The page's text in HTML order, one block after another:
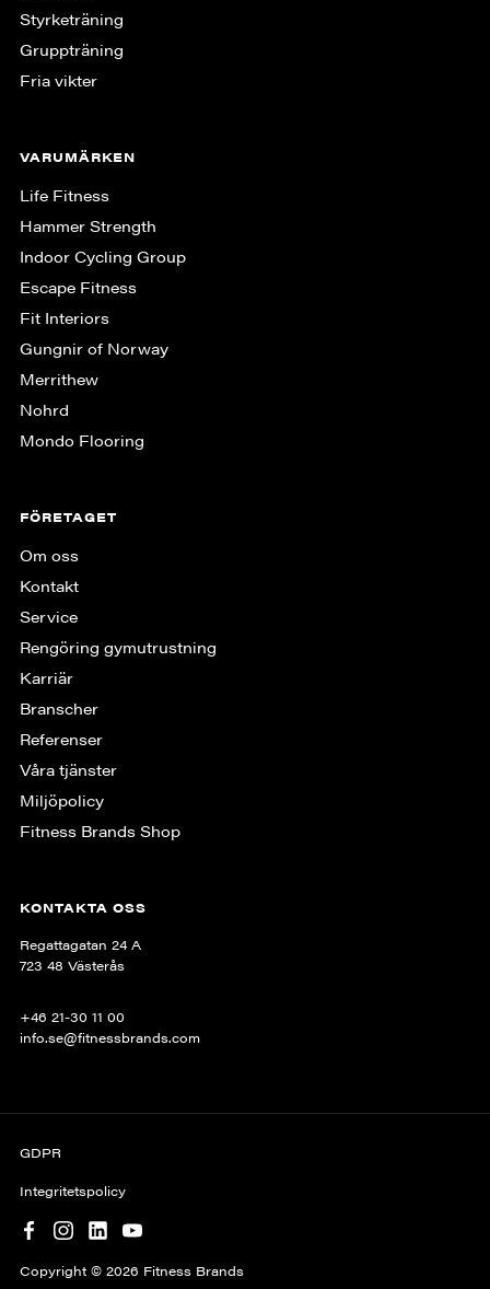
Styrketräning
Gruppträning
Fria vikter
VARUMÄRKEN
Life Fitness
Hammer Strength
Indoor Cycling Group
Escape Fitness
Fit Interiors
Gungnir of Norway
Merrithew
Nohrd
Mondo Flooring
FÖRETAGET
Om oss
Kontakt
Service
Rengöring gymutrustning
Karriär
Branscher
Referenser
Våra tjänster
Miljöpolicy
Fitness Brands Shop
KONTAKTA OSS
Regattagatan 24 A
723 48 Västerås
+46 21-30 11 00
info.se@fitnessbrands.com
GDPR
Integritetspolicy
Copyright © 2026 Fitness Brands